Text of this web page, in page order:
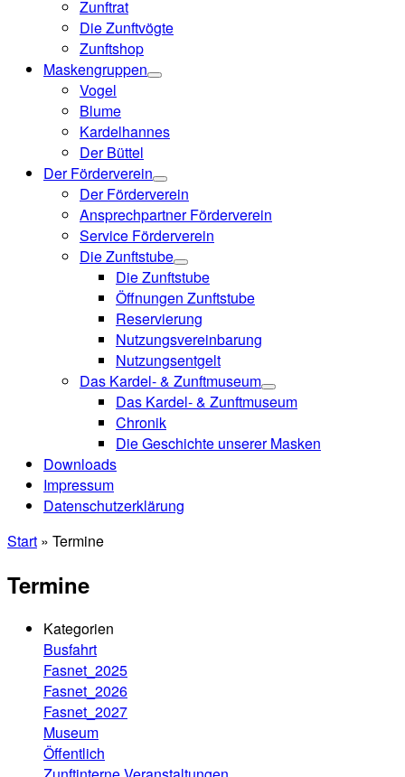
Zunftrat
Die Zunftvögte
Zunftshop
Maskengruppen
Vogel
Blume
Kardelhannes
Der Büttel
Der Förderverein
Der Förderverein
Ansprechpartner Förderverein
Service Förderverein
Die Zunftstube
Die Zunftstube
Öffnungen Zunftstube
Reservierung
Nutzungsvereinbarung
Nutzungsentgelt
Das Kardel- & Zunftmuseum
Das Kardel- & Zunftmuseum
Chronik
Die Geschichte unserer Masken
Downloads
Impressum
Datenschutzerklärung
Start » Termine
Termine
Kategorien
Busfahrt
Fasnet_2025
Fasnet_2026
Fasnet_2027
Museum
Öffentlich